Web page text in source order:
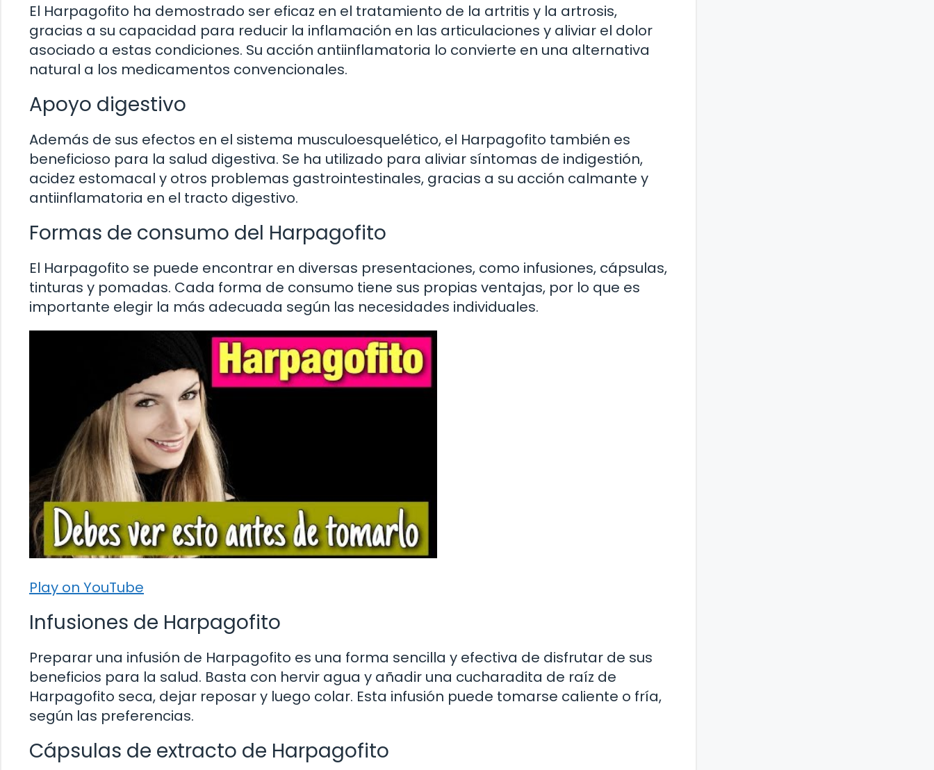
El Harpagofito ha demostrado ser eficaz en el tratamiento de la artritis y la artrosis,
gracias a su capacidad para reducir la inflamación en las articulaciones y aliviar el dolor
asociado a estas condiciones. Su acción antiinflamatoria lo convierte en una alternativa
natural a los medicamentos convencionales.
Apoyo digestivo
Además de sus efectos en el sistema musculoesquelético, el Harpagofito también es
beneficioso para la salud digestiva. Se ha utilizado para aliviar síntomas de indigestión,
acidez estomacal y otros problemas gastrointestinales, gracias a su acción calmante y
antiinflamatoria en el tracto digestivo.
Formas de consumo del Harpagofito
El Harpagofito se puede encontrar en diversas presentaciones, como infusiones, cápsulas,
tinturas y pomadas. Cada forma de consumo tiene sus propias ventajas, por lo que es
importante elegir la más adecuada según las necesidades individuales.
Play on YouTube
Infusiones de Harpagofito
Preparar una infusión de Harpagofito es una forma sencilla y efectiva de disfrutar de sus
beneficios para la salud. Basta con hervir agua y añadir una cucharadita de raíz de
Harpagofito seca, dejar reposar y luego colar. Esta infusión puede tomarse caliente o fría,
según las preferencias.
Cápsulas de extracto de Harpagofito